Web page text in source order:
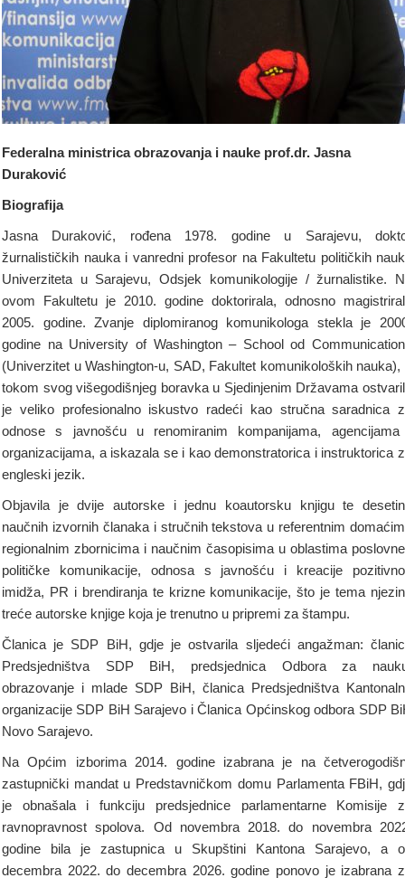
Federalna ministrica obrazovanja i nauke prof.dr. Jasna
Duraković
Biografija
Jasna Duraković, rođena 1978. godine u Sarajevu,
žurnalističkih nauka i vanredni profesor na Fakultetu političkih
Univerziteta u Sarajevu, Odsjek komunikologije / žurnalistike.
ovom Fakultetu je 2010. godine doktorirala, odnosno
2005. godine. Zvanje diplomiranog komunikologa stekla je
godine na University of Washington – School od
(Univerzitet u Washington-u, SAD, Fakultet komunikoloških nauka),
tokom svog višegodišnjeg boravka u Sjedinjenim Državama
je veliko profesionalno iskustvo radeći kao stručna saradnica
odnose s javnošću u renomiranim kompanijama,
organizacijama, a iskazala se i kao demonstratorica i instruktorica
engleski jezik.
Objavila je dvije autorske i jednu koautorsku knjigu te
naučnih izvornih članaka i stručnih tekstova u referentnim
regionalnim zbornicima i naučnim časopisima u oblastima
političke komunikacije, odnosa s javnošću i kreacije
imidža, PR i brendiranja te krizne komunikacije, što je tema
treće autorske knjige koja je trenutno u pripremi za štampu.
Članica je SDP BiH, gdje je ostvarila sljedeći angažman:
Predsjedništva SDP BiH, predsjednica Odbora za
obrazovanje i mlade SDP BiH, članica Predsjedništva
organizacije SDP BiH Sarajevo i Članica Općinskog odbora SDP
Novo Sarajevo.
Na Općim izborima 2014. godine izabrana je na
zastupnički mandat u Predstavničkom domu Parlamenta FBiH,
je obnašala i funkciju predsjednice parlamentarne Komisije
ravnopravnost spolova. Od novembra 2018. do novembra
godine bila je zastupnica u Skupštini Kantona Sarajevo, a
decembra 2022. do decembra 2026. godine ponovo je izabrana